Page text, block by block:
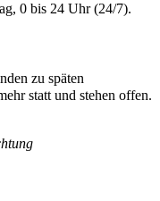
0 bis 24 Uhr (24/7).
zu späten
statt und stehen offen.